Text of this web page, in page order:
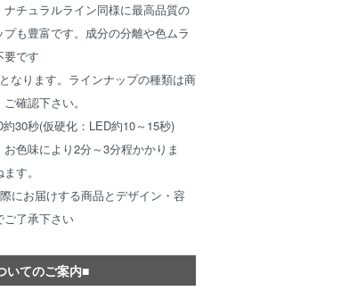
チュラルライン同様に最高品質の
も豊富です。成分の分離や色ムラ
要です
なります。ラインナップの種類は商
確認下さい。
30秒(仮硬化：LED約10～15秒)
色味により2分～3分程かかりま
す。
にお届けする商品とデザイン・容
ご了承下さい
いてのご案内■